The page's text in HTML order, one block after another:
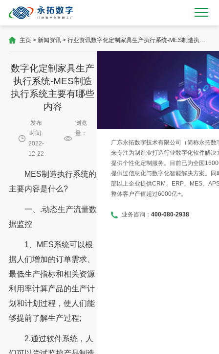
主页> 新闻资讯> 行业资讯数字化定制家具生产执行系统-MES制造执行
系统主要有哪些内容
数字化定制家具生产
执行系统-MES制造
执行系统主要有哪些
内容
发布
时间:
2022-
12-22
浏览
量：
MES制造执行系统的
主要内容是什么?
一、.动态生产流量数
据监控
1、MES系统可以根
据人们增加的订单需求、
最低生产指标和相关资源
利用率计算产品的生产计
划和计划过程，使人们能
够提前了解生产过程;
2.通过软件系统，人
广东永拓数字技术有限公司（简称永拓
来专注为制造业打造行业数字化软件解决
提供个性化定制服务。目前已为全国
提供过信息化与数字化智能解决方案。
部以上企业提供CRM、ERP、MES、
整体客户产值超过6000亿+。
业务咨询： 400-080-2938